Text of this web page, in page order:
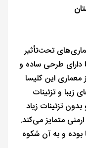
تحت‌تأثیر
دارای طرحی ساده و
این کلیسا
و تزئینات
تزئینات زیاد
متمایز می‌کند.
بوده و به آن شکوه